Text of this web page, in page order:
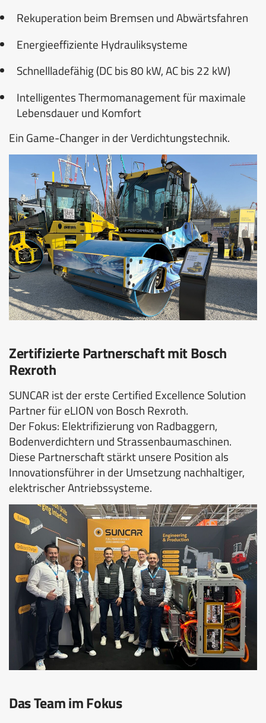
Rekuperation beim Bremsen und Abwärtsfahren
Energieeffiziente Hydrauliksysteme
Schnellladefähig (DC bis 80 kW, AC bis 22 kW)
Intelligentes Thermomanagement für maximale
Lebensdauer und Komfort
Ein Game-Changer in der Verdichtungstechnik.
Zertifizierte Partnerschaft mit Bosch
Rexroth
SUNCAR ist der erste Certified Excellence Solution
Partner für eLION von Bosch Rexroth.
Der Fokus: Elektrifizierung von Radbaggern,
Bodenverdichtern und Strassenbaumaschinen.
Diese Partnerschaft stärkt unsere Position als
Innovationsführer in der Umsetzung nachhaltiger,
elektrischer Antriebssysteme.
Das Team im Fokus